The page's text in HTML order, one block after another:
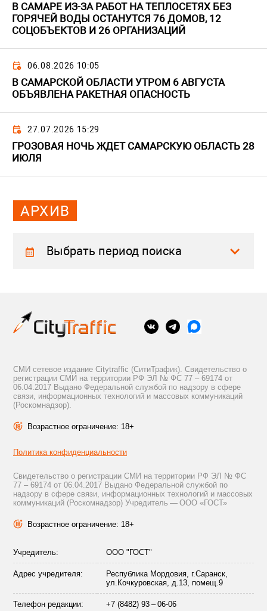
В САМАРЕ ИЗ-ЗА РАБОТ НА ТЕПЛОСЕТЯХ БЕЗ
ГОРЯЧЕЙ ВОДЫ ОСТАНУТСЯ 76 ДОМОВ, 12
СОЦОБЪЕКТОВ И 26 ОРГАНИЗАЦИЙ
06.08.2026 10:05
В САМАРСКОЙ ОБЛАСТИ УТРОМ 6 АВГУСТА
ОБЪЯВЛЕНА РАКЕТНАЯ ОПАСНОСТЬ
27.07.2026 15:29
ГРОЗОВАЯ НОЧЬ ЖДЕТ САМАРСКУЮ ОБЛАСТЬ 28
ИЮЛЯ
АРХИВ
Выбрать период поиска
СМИ сетевое издание Citytraffic (СитиТрафик). Свидетельство о
регистрации СМИ на территории РФ ЭЛ № ФС 77 – 69174 от
06.04.2017 Выдано Федеральной службой по надзору в сфере
связи, информационных технологий и массовых коммуникаций
(Роскомнадзор).
Возрастное ограничение: 18+
Политика конфиденциальности
Свидетельство о регистрации СМИ на территории РФ ЭЛ № ФС
77 – 69174 от 06.04.2017 Выдано Федеральной службой по
надзору в сфере связи, информационных технологий и массовых
коммуникаций (Роскомнадзор) Учредитель — ООО «ГОСТ»
Возрастное ограничение: 18+
Учредитель: ООО "ГОСТ"
Адрес учредителя:
Республика Мордовия, г.Саранск,
ул.Кочкуровская, д.13, помещ.9
Телефон редакции: +7 (8482) 93 – 06-06